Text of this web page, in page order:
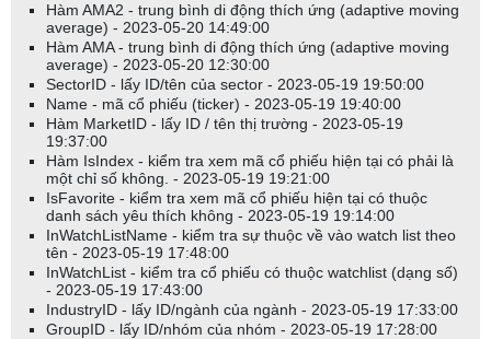
Hàm AMA2 - trung bình di động thích ứng (adaptive moving
average) - 2023-05-20 14:49:00
Hàm AMA - trung bình di động thích ứng (adaptive moving
average) - 2023-05-20 12:30:00
SectorID - lấy ID/tên của sector - 2023-05-19 19:50:00
Name - mã cổ phiếu (ticker) - 2023-05-19 19:40:00
Hàm MarketID - lấy ID / tên thị trường - 2023-05-19
19:37:00
Hàm IsIndex - kiểm tra xem mã cổ phiếu hiện tại có phải là
một chỉ số không. - 2023-05-19 19:21:00
IsFavorite - kiểm tra xem mã cổ phiếu hiện tại có thuộc
danh sách yêu thích không - 2023-05-19 19:14:00
InWatchListName - kiểm tra sự thuộc về vào watch list theo
tên - 2023-05-19 17:48:00
InWatchList - kiểm tra cổ phiếu có thuộc watchlist (dạng số)
- 2023-05-19 17:43:00
IndustryID - lấy ID/ngành của ngành - 2023-05-19 17:33:00
GroupID - lấy ID/nhóm của nhóm - 2023-05-19 17:28:00